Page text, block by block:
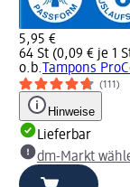
5,95 €
64 St (0,09 € je 1
o.b. Tampons
(111)
Hinweise
Lieferbar
dm-Markt